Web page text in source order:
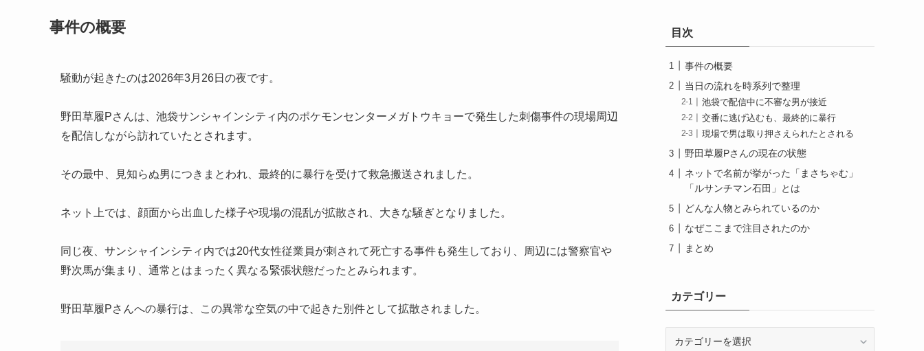
事件の概要
騒動が起きたのは2026年3月26日の夜です。
野田草履Pさんは、池袋サンシャインシティ内のポケモンセンターメガトウキョーで発生した刺傷事件の現場周辺
を配信しながら訪れていたとされます。
その最中、見知らぬ男につきまとわれ、最終的に暴行を受けて救急搬送されました。
ネット上では、顔面から出血した様子や現場の混乱が拡散され、大きな騒ぎとなりました。
同じ夜、サンシャインシティ内では20代女性従業員が刺されて死亡する事件も発生しており、周辺には警察官や
野次馬が集まり、通常とはまったく異なる緊張状態だったとみられます。
野田草履Pさんへの暴行は、この異常な空気の中で起きた別件として拡散されました。
目次
事件の概要
当日の流れを時系列で整理
池袋で配信中に不審な男が接近
交番に逃げ込むも、最終的に暴行
現場で男は取り押さえられたとされる
野田草履Pさんの現在の状態
ネットで名前が挙がった「まさちゃむ」
「ルサンチマン石田」とは
どんな人物とみられているのか
なぜここまで注目されたのか
まとめ
カテゴリー